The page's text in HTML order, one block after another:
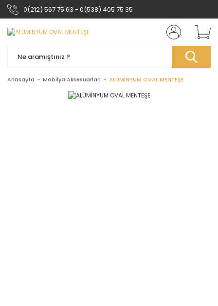
0(212) 567 75 63 - 0(538) 405 75 35
Anasayfa Mobilya Aksesuarları ALÜMİNYUM OVAL MENTEŞE